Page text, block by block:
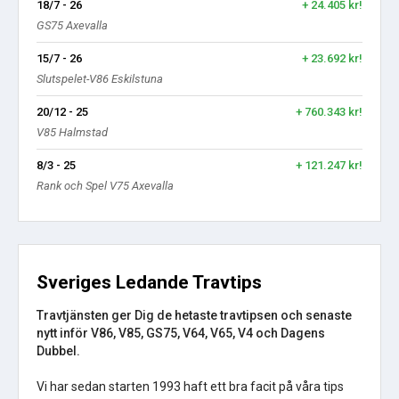
18/7 - 26
+ 24.405 kr!
GS75 Axevalla
15/7 - 26
+ 23.692 kr!
Slutspelet-V86 Eskilstuna
20/12 - 25
+ 760.343 kr!
V85 Halmstad
8/3 - 25
+ 121.247 kr!
Rank och Spel V75 Axevalla
Sveriges Ledande Travtips
Travtjänsten ger Dig de hetaste travtipsen och senaste
nytt inför V86, V85, GS75, V64, V65, V4 och Dagens
Dubbel.
Vi har sedan starten 1993 haft ett bra facit på våra tips